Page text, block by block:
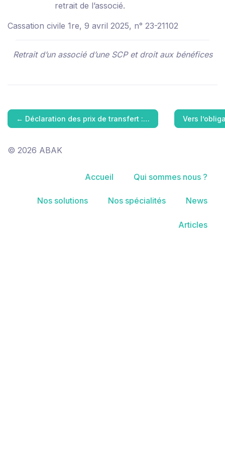
retrait de l’associé.
Cassation civile 1re, 9 avril 2025, n° 23-21102
Retrait d’un associé d’une SCP et droit aux bénéfices
← Déclaration des prix de transfert :… Vers
© 2026 ABAK
Accueil Qui sommes nous ?
Nos solutions Nos spécialités News
Articles